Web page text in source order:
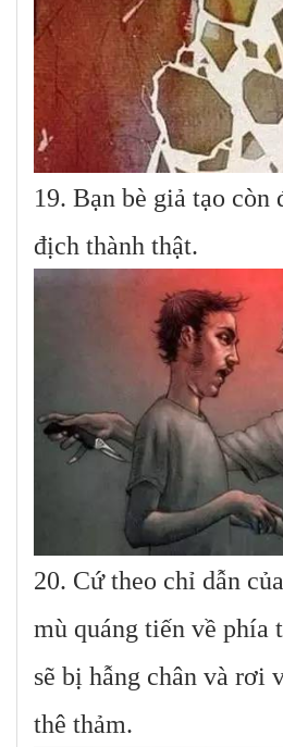
19. Bạn bè giả tạo còn
địch thành thật.
20. Cứ theo chỉ dẫn
mù quáng tiến về phía
sẽ bị hẫng chân và rơi
thê thảm.